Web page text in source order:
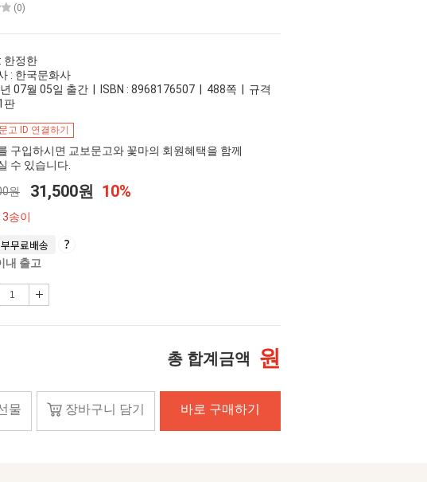
(0)
한정한
: 한국문화사
07월 05일 출간 | ISBN : 8968176507 | 488쪽 | 규격
판
고 ID 연결하기
구입하시면 교보문고와 꽃마의 회원혜택을 함께
수 있습니다.
원 31,500원 10%
3송이
무료배송
내 출고
총 합계금액 원
물 장바구니 담기 바로 구매하기